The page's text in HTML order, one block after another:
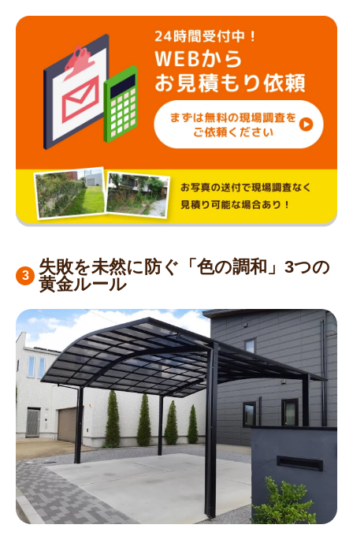
失敗を未然に防ぐ「色の調和」3つの
黄金ルール